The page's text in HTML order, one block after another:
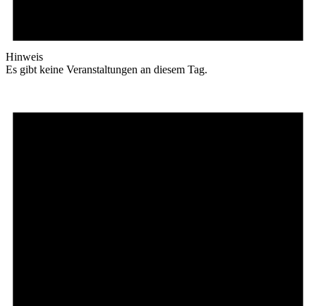
Hinweis
Es gibt keine Veranstaltungen an diesem Tag.